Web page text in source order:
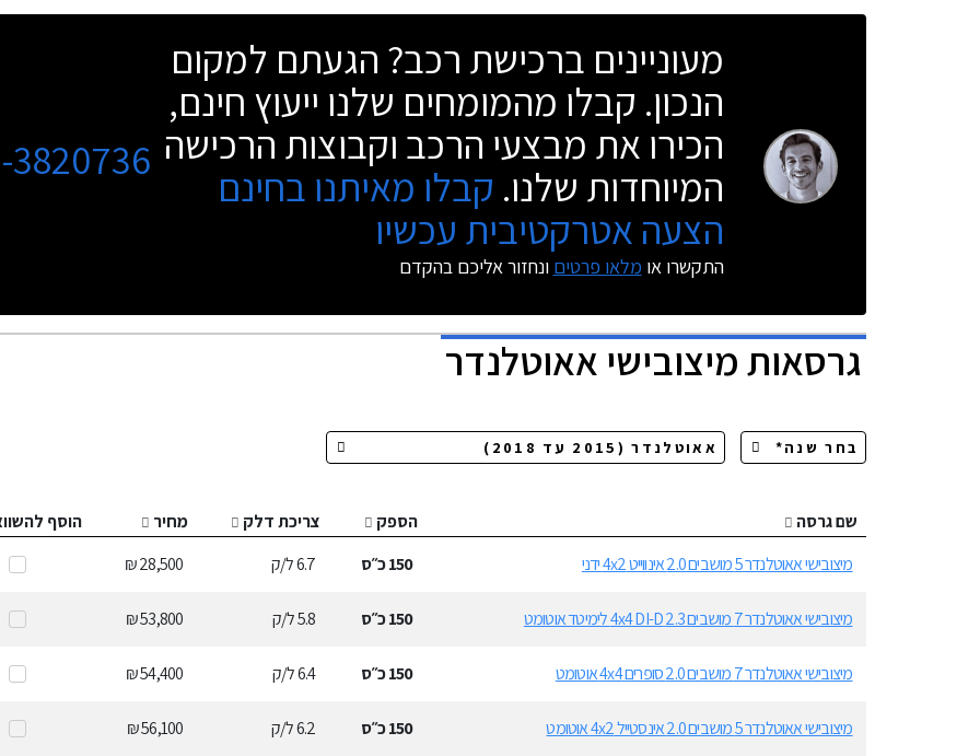
מעוניינים ברכישת רכב? הגעתם למקום
הנכון. קבלו מהמומחים שלנו ייעוץ חינם,
הכירו את מבצעי הרכב וקבוצות הרכישה
המיוחדות שלנו. קבלו מאיתנו בחינם
הצעה אטרקטיבית עכשיו
התקשרו או מלאו פרטים ונחזור אליכם בהקדם
3820736
גרסאותמיצובישי אאוטלנדר
שם גרסה הספק צריכת דלק מחיר
הוסף
מיצובישי אאוטלנדר 5 מושבים 2.0 אינווייט 4x2 ידני
150כ״ס 6.7ל/ק 28,500 ₪
מיצובישי אאוטלנדר 7 מושבים 2.3 4x4 DI-D לימיטד אוטומט 150כ״ס 5.8ל/ק 53,800 ₪
מיצובישי אאוטלנדר 7 מושבים 2.0 סופרים 4x4 אוטומט 150כ״ס 6.4ל/ק 54,400 ₪
מיצובישי אאוטלנדר 5 מושבים 2.0 אינסטייל 4x2 אוטומט 150כ״ס 6.2ל/ק 56,100 ₪